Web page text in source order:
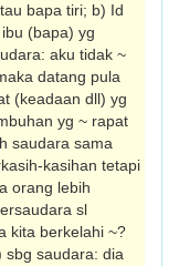
bapa tiri; b) Id
(bapa) yg
aku tidak ~
datang pula
(keadaan dll) yg
yg ~ rapat
saudara sama
kasihan tetapi
orang lebih
sl
kita berkelahi ~?
sbg saudara: dia